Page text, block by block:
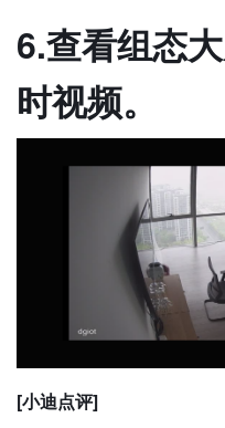
6.查看组态
时视频。
[小迪点评]